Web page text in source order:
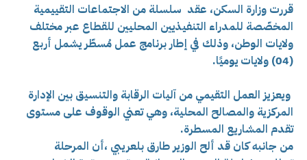
قررت وزارة السكن، عقد سلسلة من الاجتماعات التقييمية
المخصّصة للمدراء التنفيذيين المحليين للقطاع عبر مختلف
ولايات الوطن، وذلك في إطار برنامج عمل مُسطّر يشمل أربع
(04) ولايات يوميًا.
ويعزيز العمل التقيمي من آليات الرقابة والتنسيق بين الإدارة
المركزية والمصالح المحلية، وهي تعني الوقوف على مستوى
تقدم المشاريع المسطرة.
من جانبه كان قد ألح الوزير طارق بلعريبي ،أن المرحلة